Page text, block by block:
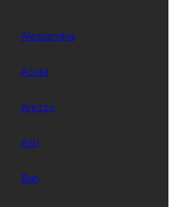
Alessandria
Aosta
Arezzo
Asti
Bari